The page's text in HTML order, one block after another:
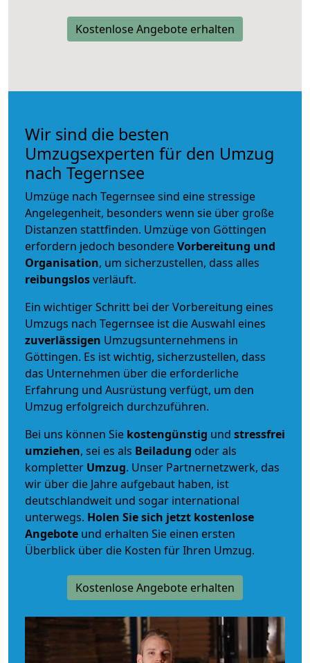
Kostenlose Angebote erhalten
Wir sind die besten
Umzugsexperten für den Umzug
nach Tegernsee
Umzüge nach Tegernsee sind eine stressige
Angelegenheit, besonders wenn sie über große
Distanzen stattfinden. Umzüge von Göttingen
erfordern jedoch besondereVorbereitung und
Organisation, um sicherzustellen, dass alles
reibungslosverläuft.
Ein wichtiger Schritt bei der Vorbereitung eines
Umzugs nach Tegernsee ist die Auswahl eines
zuverlässigen Umzugsunternehmens in
Göttingen. Es ist wichtig, sicherzustellen, dass
das Unternehmen über die erforderliche
Erfahrung und Ausrüstung verfügt, um den
Umzug erfolgreich durchzuführen.
Bei uns können Sie kostengünstig und stressfrei
umziehen, sei es als Beiladung oder als
kompletter Umzug. Unser Partnernetzwerk, das
wir über die Jahre aufgebaut haben, ist
deutschlandweit und sogar international
unterwegs. Holen Sie sich jetzt kostenlose
Angebote und erhalten Sie einen ersten
Überblick über die Kosten für Ihren Umzug.
Kostenlose Angebote erhalten